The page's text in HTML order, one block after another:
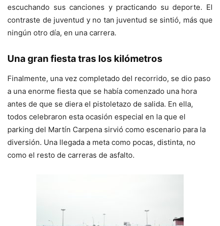
escuchando sus canciones y practicando su deporte. El
contraste de juventud y no tan juventud se sintió, más que
ningún otro día, en una carrera.
Una gran fiesta tras los kilómetros
Finalmente, una vez completado del recorrido, se dio paso
a una enorme fiesta que se había comenzado una hora
antes de que se diera el pistoletazo de salida. En ella,
todos celebraron esta ocasión especial en la que el
parking del Martín Carpena sirvió como escenario para la
diversión. Una llegada a meta como pocas, distinta, no
como el resto de carreras de asfalto.